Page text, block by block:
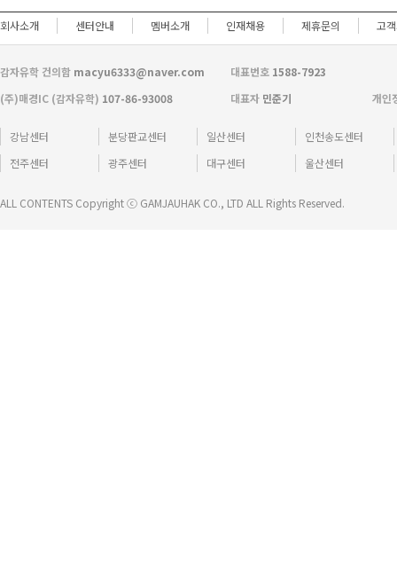
회사소개 센터안내 멤버소개 인재채용 제휴문의 고
감자유학 건의함 macyu6333@naver.com 대표번호 1588-7923
(주)매경IC (감자유학) 107-86-93008 대표자 민준기 개인
강남센터 분당판교센터 일산센터
인천송도센터
전주센터
광주센터 대구센터 울산센터
ALL CONTENTS Copyright ⓒ GAMJAUHAK CO., LTD ALL Rights Reserved.